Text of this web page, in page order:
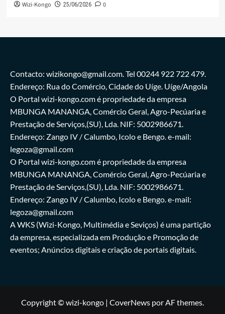
Wizi-Kongo 25/06/2026 0
Contacto: wizikongo@gmail.com. Tel 00244 922 722 479.
Endereço: Rua do Comércio, Cidade do Uíge. Uíge/Angola
O Portal wizi-kongo.com é propriedade da empresa
MBUNGA MANANGA, Comércio Geral, Agro-Pecúaria e
Prestação de Serviços,(SU), Lda. NIF: 5002986671.
Endereço: Zango IV / Calumbo, Icolo e Bengo. e-mail:
legoza@gmail.com
O Portal wizi-kongo.com é propriedade da empresa
MBUNGA MANANGA, Comércio Geral, Agro-Pecúaria e
Prestação de Serviços,(SU), Lda. NIF: 5002986671.
Endereço: Zango IV / Calumbo, Icolo e Bengo. e-mail:
legoza@gmail.com
A WKS (Wizi-Kongo, Multimédia e Seviços) é uma partição
da empresa, especializada em Produção e Promoção de
eventos; Anúncios digitais e criação de portais digitais.
Copyright © wizi-kongo | CoverNews por AF themes.